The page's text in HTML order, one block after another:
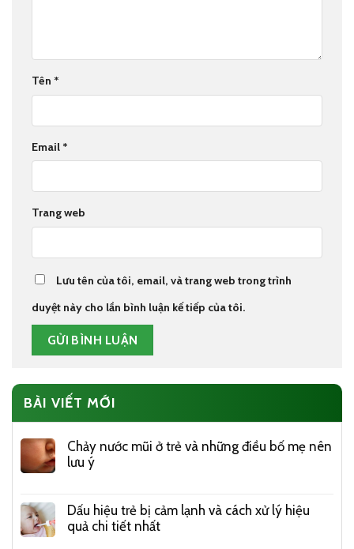
Tên *
Email *
Trang web
Lưu tên của tôi, email, và trang web trong trình
duyệt này cho lần bình luận kế tiếp của tôi.
BÀI VIẾT MỚI
Chảy nước mũi ở trẻ và những điều bố mẹ nên
lưu ý
Dấu hiệu trẻ bị cảm lạnh và cách xử lý hiệu
quả chi tiết nhất